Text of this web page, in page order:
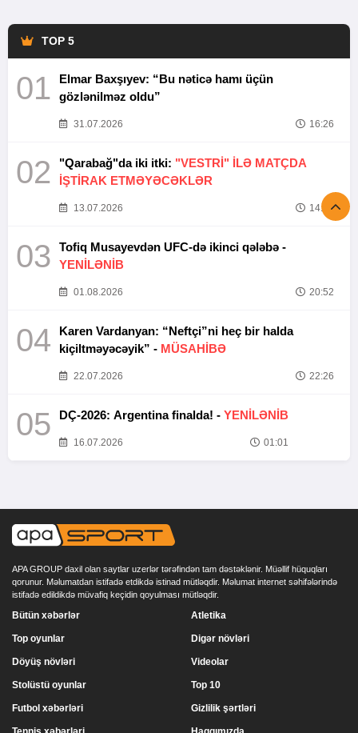
TOP 5
01
Elmar Baxşıyev: “Bu nəticə hamı üçün
gözlənilməz oldu”
31.07.2026 16:26
02 "Qarabağ"da iki itki: "VESTRİ" İLƏ MATÇDA
İŞTİRAK ETMƏYƏCƏKLƏR
13.07.2026 14:37
03
Tofiq Musayevdən UFC-də ikinci qələbə -
YENİLƏNİB
01.08.2026 20:52
04
Karen Vardanyan: “Neftçi”ni heç bir halda
kiçiltməyəcəyik” - MÜSAHİBƏ
22.07.2026 22:26
05 DÇ-2026: Argentina finalda! - YENİLƏNİB
16.07.2026 01:01
APA GROUP daxil olan saytlar uzerlər tərəfindən tam dəstəklənir. Müəllif hüquqları
qorunur. Məlumatdan istifadə etdikdə istinad mütləqdir. Məlumat internet səhifələrində
istifadə edildikdə müvafiq keçidin qoyulması mütləqdir.
Bütün xəbərlər
Top oyunlar
Döyüş növləri
Stolüstü oyunlar
Atletika
Digər növləri
Videolar
Top 10
Futbol xəbərləri Gizlilik şərtləri